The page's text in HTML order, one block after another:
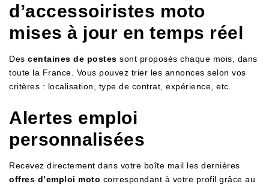
d’accessoiristes moto
mises à jour en temps réel
Des centaines de postes sont proposés chaque mois, dans
toute la France. Vous pouvez trier les annonces selon vos
critères : localisation, type de contrat, expérience, etc.
Alertes emploi
personnalisées
Recevez directement dans votre boîte mail les dernières
offres d’emploi moto correspondant à votre profil grâce au